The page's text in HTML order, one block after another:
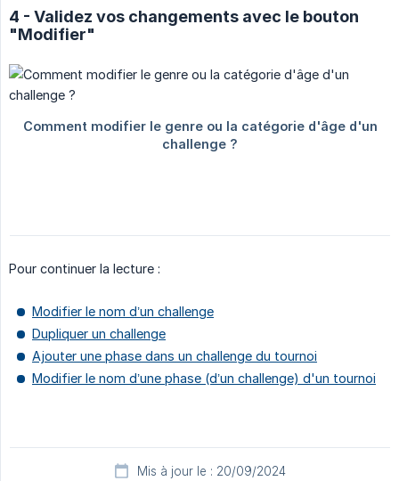
4 - Validez vos changements avec le bouton
"Modifier"
Pour continuer la lecture :
Modifier le nom d’un challenge
Dupliquer un challenge
Ajouter une phase dans un challenge du tournoi
Modifier le nom d’une phase (d’un challenge) d'un tournoi
Mis à jour le : 20/09/2024